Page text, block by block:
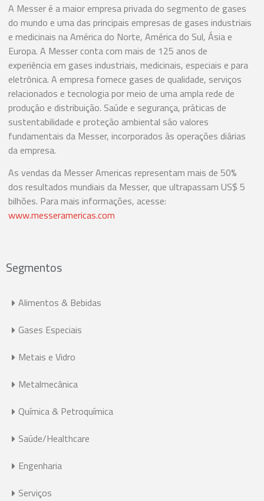
A Messer é a maior empresa privada do segmento de gases
do mundo e uma das principais empresas de gases industriais
e medicinais na América do Norte, América do Sul, Ásia e
Europa. A Messer conta com mais de 125 anos de
experiência em gases industriais, medicinais, especiais e para
eletrônica. A empresa fornece gases de qualidade, serviços
relacionados e tecnologia por meio de uma ampla rede de
produção e distribuição. Saúde e segurança, práticas de
sustentabilidade e proteção ambiental são valores
fundamentais da Messer, incorporados às operações diárias
da empresa.
As vendas da Messer Americas representam mais de 50%
dos resultados mundiais da Messer, que ultrapassam US$ 5
bilhões. Para mais informações, acesse:
www.messeramericas.com
Segmentos
Alimentos & Bebidas
Gases Especiais
Metais e Vidro
Metalmecânica
Química & Petroquímica
Saúde/Healthcare
Engenharia
Serviços